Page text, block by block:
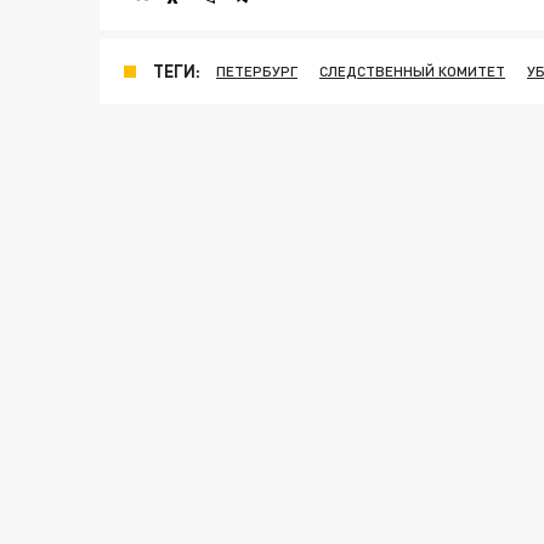
ТЕГИ: ПЕТЕРБУРГ СЛЕДСТВЕННЫЙ КОМИТЕТ